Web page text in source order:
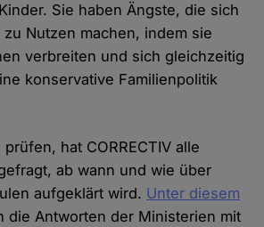
Sie haben Ängste, die sich
Nutzen machen, indem sie
verbreiten und sich gleichzeitig
konservative Familienpolitik
hat CORRECTIV alle
ab wann und wie über
aufgeklärt wird. Unter diesem
die Antworten der Ministerien mit